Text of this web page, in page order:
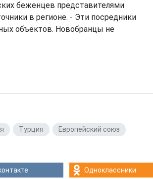
беженцев представителями
в регионе. - Эти посредники
объектов. Новобранцы не
Турция Европейский союз
Одноклассники